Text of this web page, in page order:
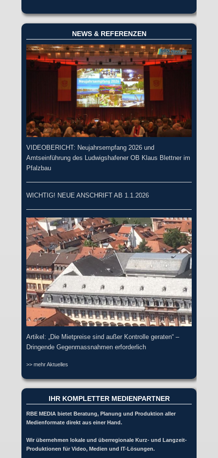
NEWS & REFERENZEN
VIDEOBERICHT: Neujahrsempfang 2026 und
Amtseinführung des Ludwigshafener OB Klaus Blettner im
Pfalzbau
WICHTIG! NEUE ANSCHRIFT AB 1.1.2026
Artikel: „Die Mietpreise sind außer Kontrolle geraten“ –
Dringende Gegenmassnahmen erforderlich
>> mehr Aktuelles
IHR KOMPLETTER MEDIENPARTNER
RBE MEDIA bietet Beratung, Planung und Produktion aller
Medienformate direkt aus einer Hand.
Wir übernehmen lokale und überregionale Kurz- und Langzeit-
Produktionen für Video, Medien und IT-Lösungen.